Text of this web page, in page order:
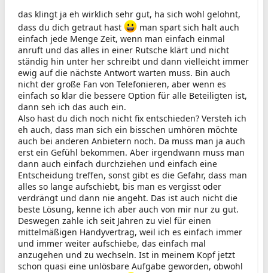
das klingt ja eh wirklich sehr gut, ha sich wohl gelohnt,
dass du dich getraut hast
man spart sich halt auch
einfach jede Menge Zeit, wenn man einfach einmal
anruft und das alles in einer Rutsche klärt und nicht
ständig hin unter her schreibt und dann vielleicht immer
ewig auf die nächste Antwort warten muss. Bin auch
nicht der große Fan von Telefonieren, aber wenn es
einfach so klar die bessere Option für alle Beteiligten ist,
dann seh ich das auch ein.
Also hast du dich noch nicht fix entschieden? Versteh ich
eh auch, dass man sich ein bisschen umhören möchte
auch bei anderen Anbietern noch. Da muss man ja auch
erst ein Gefühl bekommen. Aber irgendwann muss man
dann auch einfach durchziehen und einfach eine
Entscheidung treffen, sonst gibt es die Gefahr, dass man
alles so lange aufschiebt, bis man es vergisst oder
verdrängt und dann nie angeht. Das ist auch nicht die
beste Lösung, kenne ich aber auch von mir nur zu gut.
Deswegen zahle ich seit Jahren zu viel für einen
mittelmäßigen Handyvertrag, weil ich es einfach immer
und immer weiter aufschiebe, das einfach mal
anzugehen und zu wechseln. Ist in meinem Kopf jetzt
schon quasi eine unlösbare Aufgabe geworden, obwohl